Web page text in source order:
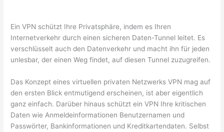
Ein VPN schützt Ihre Privatsphäre, indem es Ihren
Internetverkehr durch einen sicheren Daten-Tunnel leitet. Es
verschlüsselt auch den Datenverkehr und macht ihn für jeden
unlesbar, der einen Weg findet, auf diesen Tunnel zuzugreifen.
Das Konzept eines virtuellen privaten Netzwerks VPN mag auf
den ersten Blick entmutigend erscheinen, ist aber eigentlich
ganz einfach. Darüber hinaus schützt ein VPN Ihre kritischen
Daten wie Anmeldeinformationen Benutzernamen und
Passwörter, Bankinformationen und Kreditkartendaten. Selbst